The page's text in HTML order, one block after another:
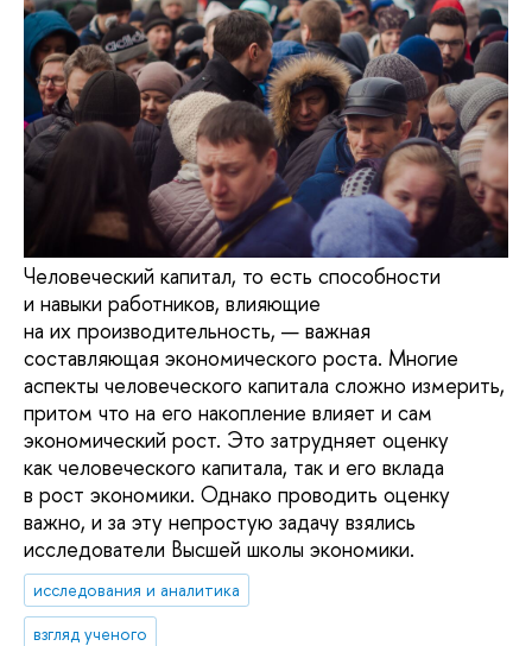
Человеческий капитал, то есть способности
и навыки работников, влияющие
на их производительность, — важная
составляющая экономического роста. Многие
аспекты человеческого капитала сложно измерить,
притом что на его накопление влияет и сам
экономический рост. Это затрудняет оценку
как человеческого капитала, так и его вклада
в рост экономики. Однако проводить оценку
важно, и за эту непростую задачу взялись
исследователи Высшей школы экономики.
исследования и аналитика
взгляд ученого